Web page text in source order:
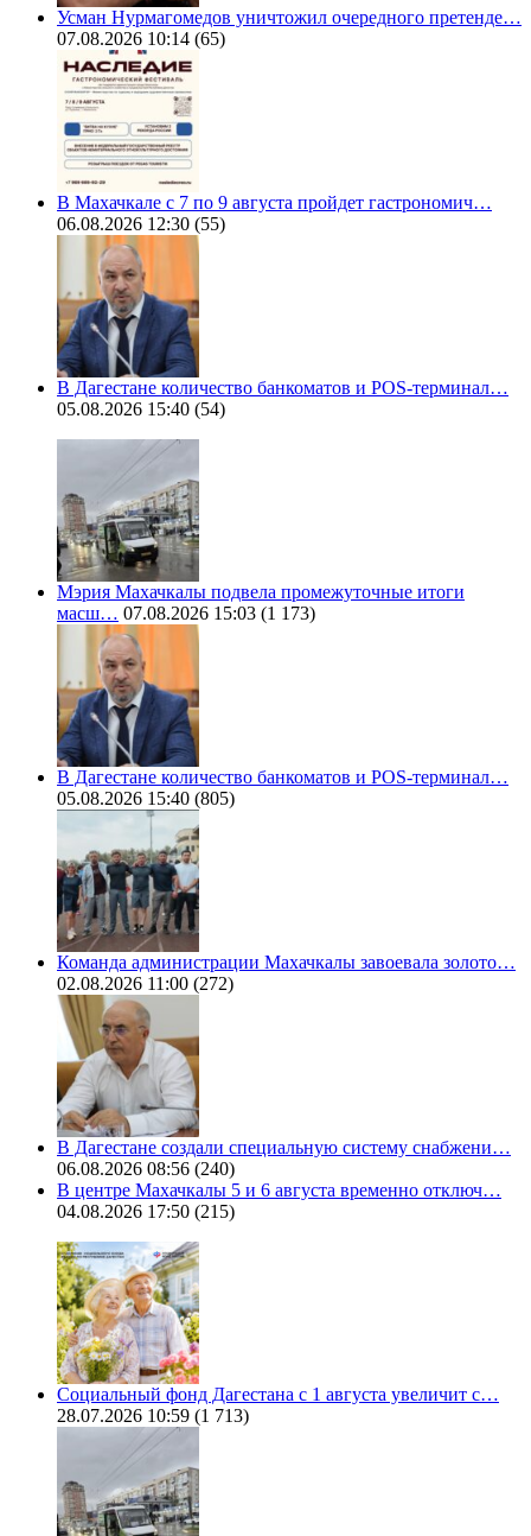
Усман Нурмагомедов уничтожил очередного претенде…
07.08.2026 10:14 (65)
В Махачкале с 7 по 9 августа пройдет гастрономич…
06.08.2026 12:30 (55)
В Дагестане количество банкоматов и POS-терминал…
05.08.2026 15:40 (54)
Мэрия Махачкалы подвела промежуточные итоги
масш… 07.08.2026 15:03 (1 173)
В Дагестане количество банкоматов и POS-терминал…
05.08.2026 15:40 (805)
Команда администрации Махачкалы завоевала золото…
02.08.2026 11:00 (272)
В Дагестане создали специальную систему снабжени…
06.08.2026 08:56 (240)
В центре Махачкалы 5 и 6 августа временно отключ…
04.08.2026 17:50 (215)
Социальный фонд Дагестана с 1 августа увеличит с…
28.07.2026 10:59 (1 713)